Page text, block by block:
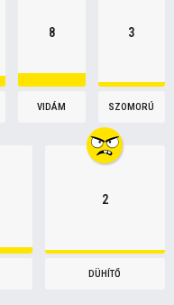
8
VIDÁM
3
SZOMORÚ
2
DÜHÍTŐ